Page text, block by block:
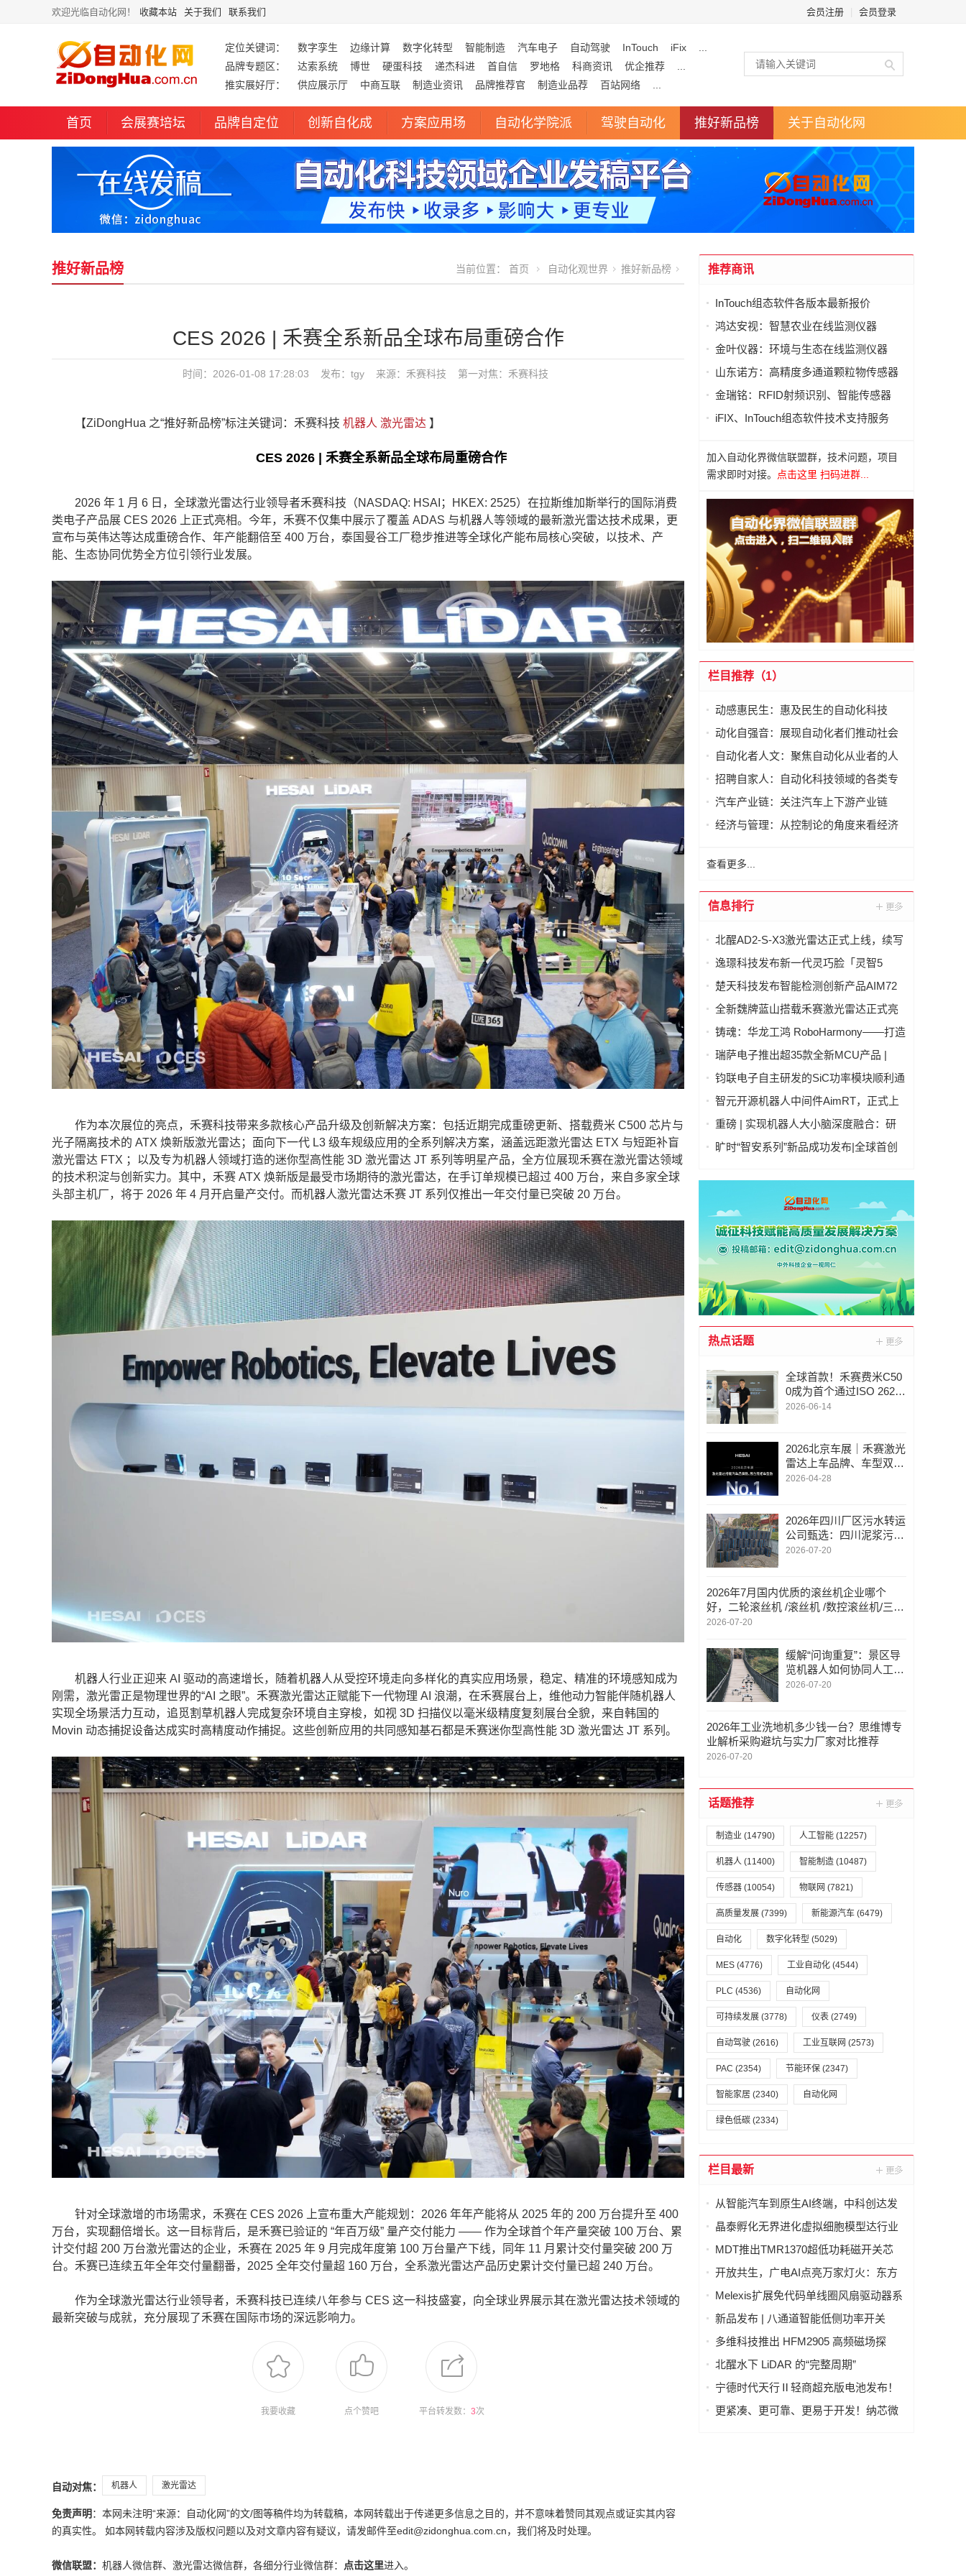
欢迎光临自动化网！ 收藏本站 关于我们 联系我们 会员注册 会员登录
定位关键词： 数字孪生 边缘计算 数字化转型 智能制造 汽车电子 自动驾驶 InTouch iFix
品牌专题区：
达索系统 博世 硬蛋科技 递杰科进 首自信 罗地格 科商资讯 优企推荐
推实展好厅：
供应展示厅 中商互联 制造业资讯 品牌推荐官 制造业品荐 百站网络
首页 会展赛培坛 品牌自定位 创新自化成 方案应用场 自动化学院派 驾驶自动化 推好新品榜 关于自动化网
推好新品榜 当前位置： 首页 自动化观世界 推好新品榜
CES 2026 | 禾赛全系新品全球布局重磅合作
时间：2026-01-08 17:28:03 发布：tgy 来源：禾赛科技 第一对焦： 禾赛科技
【ZiDongHua 之“推好新品榜”标注关键词：禾赛科技 机器人 激光雷达 】
CES 2026 | 禾赛全系新品全球布局重磅合作
2026 年 1 月 6 日，全球激光雷达行业领导者禾赛科技（NASDAQ: HSAI；HKEX: 2525）在拉斯维加斯举行的国际消费
类电子产品展 CES 2026 上正式亮相。今年，禾赛不仅集中展示了覆盖 ADAS 与机器人等领域的最新激光雷达技术成果，更
宣布与英伟达等达成重磅合作、年产能翻倍至 400 万台，泰国曼谷工厂稳步推进等全球化产能布局核心突破，以技术、产
能、生态协同优势全方位引领行业发展。
作为本次展位的亮点，禾赛科技带来多款核心产品升级及创新解决方案：包括近期完成重磅更新、搭载费米 C500 芯片与
光子隔离技术的 ATX 焕新版激光雷达；面向下一代 L3 级车规级应用的全系列解决方案，涵盖远距激光雷达 ETX 与短距补盲
激光雷达 FTX ；以及专为机器人领域打造的迷你型高性能 3D 激光雷达 JT 系列等明星产品，全方位展现禾赛在激光雷达领域
的技术积淀与创新实力。其中，禾赛 ATX 焕新版是最受市场期待的激光雷达，在手订单规模已超过 400 万台，来自多家全球
头部主机厂，将于 2026 年 4 月开启量产交付。而机器人激光雷达禾赛 JT 系列仅推出一年交付量已突破 20 万台。
机器人行业正迎来 AI 驱动的高速增长，随着机器人从受控环境走向多样化的真实应用场景，稳定、精准的环境感知成为
刚需，激光雷正是物理世界的“AI 之眼”。禾赛激光雷达正赋能下一代物理 AI 浪潮，在禾赛展台上，维他动力智能伴随机器人
实现全场景活力互动，追觅割草机器人完成复杂环境自主穿梭，如视 3D 扫描仪以毫米级精度复刻展台全貌，来自韩国的
Movin 动态捕捉设备达成实时高精度动作捕捉。这些创新应用的共同感知基石都是禾赛迷你型高性能 3D 激光雷达 JT 系列。
针对全球激增的市场需求，禾赛在 CES 2026 上宣布重大产能规划：2026 年年产能将从 2025 年的 200 万台提升至 400
万台，实现翻倍增长。这一目标背后，是禾赛已验证的 “年百万级” 量产交付能力 —— 作为全球首个年产量突破 100 万台、累
计交付超 200 万台激光雷达的企业，禾赛在 2025 年 9 月完成年度第 100 万台量产下线，同年 11 月累计交付量突破 200 万
台。禾赛已连续五年全年交付量翻番，2025 全年交付量超 160 万台，全系激光雷达产品历史累计交付量已超 240 万台。
作为全球激光雷达行业领导者，禾赛科技已连续八年参与 CES 这一科技盛宴，向全球业界展示其在激光雷达技术领域的
最新突破与成就，充分展现了禾赛在国际市场的深远影响力。
我要收藏 点个赞吧 平台转发数： 3次
自动对焦： 机器人 激光雷达
免责声明 ：本网未注明“来源：自动化网”的文/图等稿件均为转载稿，本网转载出于传递更多信息之目的，并不意味着赞同其观点或证实其内容
的真实性。 如本网转载内容涉及版权问题以及对文章内容有疑议，请发邮件至edit@zidonghua.com.cn，我们将及时处理。
微信联盟： 机器人微信群、激光雷达微信群，各细分行业微信群： 点击这里进入。
推荐商讯
InTouch组态软件各版本最新报价
鸿达安视：智慧农业在线监测仪器
金叶仪器：环境与生态在线监测仪器
山东诺方：高精度多通道颗粒物传感器
金瑞铭：RFID射频识别、智能传感器
iFIX、InTouch组态软件技术支持服务
加入自动化界微信联盟群，技术问题，项目
需求即时对接。
点击这里 扫码进群...
栏目推荐（1）
动感惠民生：惠及民生的自动化科技
动化自强音：展现自动化者们推动社会
进步发出的响亮声音
自动化者人文：聚焦自动化从业者的人
文思考
招聘自家人：自动化科技领域的各类专
家及人才需求资讯
汽车产业链：关注汽车上下游产业链
经济与管理：从控制论的角度来看经济
查看更多...
信息排行
北醒AD2-S-X3激光雷达正式上线，续写
智慧交通新篇章
逸璟科技发布新一代灵巧脸「灵智5
号」：开启人形机器人"生命感交互"新时
楚天科技发布智能检测创新产品AIM72
全自动灯检机
全新魏牌蓝山搭载禾赛激光雷达正式亮
相
铸魂：华龙工鸿 RoboHarmony——打造
自主可控工业操作系统硬核实力
瑞萨电子推出超35款全新MCU产品 |
RA4T1产品群、RA6T3产品群、RX26T
阵容
钧联电子自主研发的SiC功率模块顺利通
过AQG-324认证
智元开源机器人中间件AimRT，正式上
线！
重磅 | 实现机器人大小脑深度融合：研
华科技与国讯芯微联合发布Thor平台具
旷时“智安系列”新品成功发布|全球首创
热点话题
全球首款！禾赛费米C50
0成为首个通过ISO 26262
功能安全认证的RISC-V
2026-06-14
2026北京车展｜禾赛激光
雷达上车品牌、车型双第
一，市占率断层领先
2026-04-28
2026年四川厂区污水转运
公司甄选：四川泥浆污水
转运/四川管道污水转运/
2026-07-20
2026年7月国内优质的滚丝机企业哪个
好，二轮滚丝机 /滚丝机 /数控滚丝机/三轮
滚丝机 /滚牙机 ，滚丝机厂商选哪家
2026-07-20
缓解“问询重复”：景区导
览机器人如何协同人工导
览服务
2026-07-20
2026年工业洗地机多少钱一台？思维博专
业解析采购避坑与实力厂家对比推荐
2026-07-20
话题推荐
制造业 (14790) 人工智能 (12257)
机器人 (11400) 智能制造 (10487)
传感器 (10054) 物联网 (7821)
高质量发展 (7399) 新能源汽车 (6479)
自动化 数字化转型 (5029)
MES (4776) 工业自动化 (4544)
PLC (4536) 自动化网
可持续发展 (3778) 仪表 (2749)
自动驾驶 (2616) 工业互联网 (2573)
PAC (2354) 节能环保 (2347)
智能家居 (2340) 自动化网
绿色低碳 (2334)
栏目最新
从智能汽车到原生AI终端，中科创达发
布 AquaClaw for IoT，打造面向物理世
晶泰孵化无界进化虚拟细胞模型达行业
最优(SOTA)，科学发现引擎开启内测申
MDT推出TMR1370超低功耗磁开关芯
片，助力CGM设备实现超过两年待机寿
开放共生，广电AI点亮万家灯火：东方
有线发布"爱管家"AI智能体东东生态合作
Melexis扩展免代码单线圈风扇驱动器系
列，强力赋能AI GPU散热
新品发布 | 八通道智能低侧功率开关
LD70008Q，汽车与工业负载驱动的理想
多维科技推出 HFM2905 高频磁场探
头，实现磁场信号实时分析
北醒水下 LiDAR 的“完整周期”
宁德时代天行Ⅱ轻商超充版电池发布！
物流行业进入8C超充时代
更紧凑、更可靠、更易于开发！纳芯微